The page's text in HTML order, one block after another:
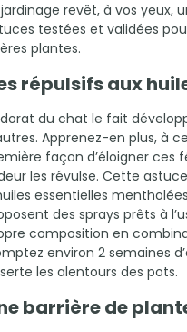
jardinage revêt, à vos yeux,
testées et validées
plantes.
répulsifs aux
du chat le fait
Apprenez-en plus, à
façon d’éloigner ces
les révulse. Cette
essentielles
des sprays prêts à
composition en
environ 2 semaines
les alentours des pots.
barrière de